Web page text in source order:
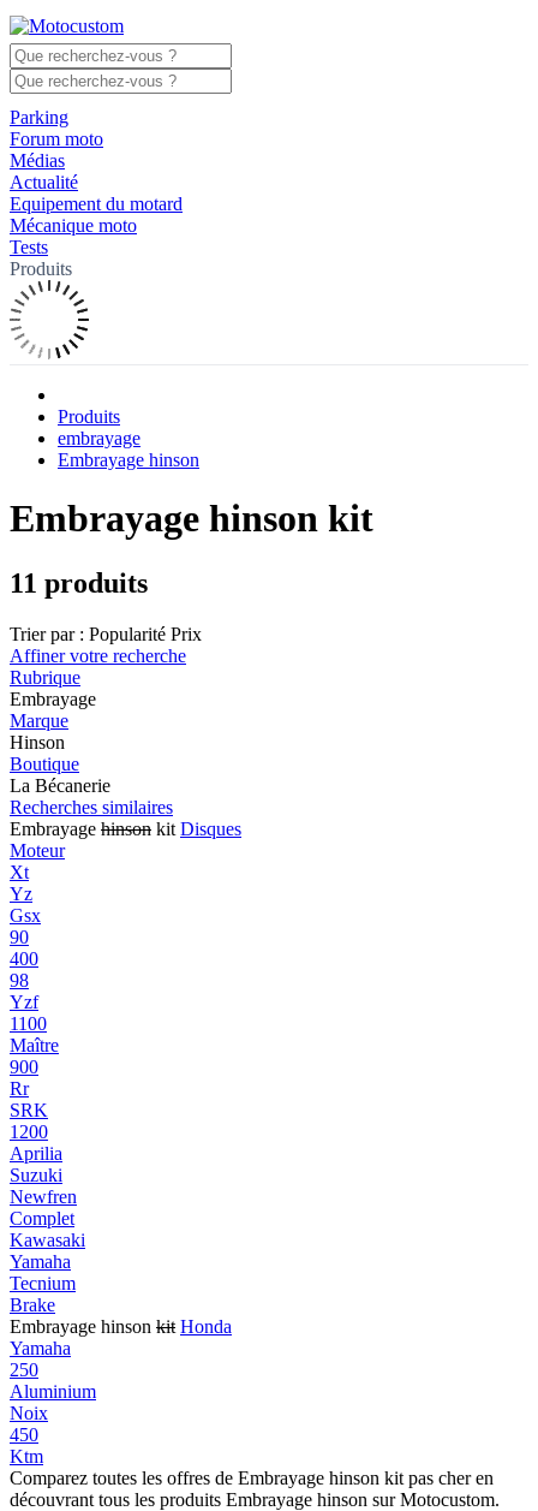
Parking
Forum moto
Médias
Actualité
Equipement du motard
Mécanique moto
Tests
Produits
Produits
embrayage
Embrayage hinson
Embrayage hinson kit
11 produits
Trier par : Popularité Prix
Affiner votre recherche
Rubrique
Embrayage
Marque
Hinson
Boutique
La Bécanerie
Recherches similaires
Embrayage hinson kit Disques
Moteur
Xt
Yz
Gsx
90
400
98
Yzf
1100
Maître
900
Rr
SRK
1200
Aprilia
Suzuki
Newfren
Complet
Kawasaki
Yamaha
Tecnium
Brake
Embrayage hinson kit Honda
Yamaha
250
Aluminium
Noix
450
Ktm
Comparez toutes les offres de Embrayage hinson kit pas cher en
découvrant tous les produits Embrayage hinson sur Motocustom.